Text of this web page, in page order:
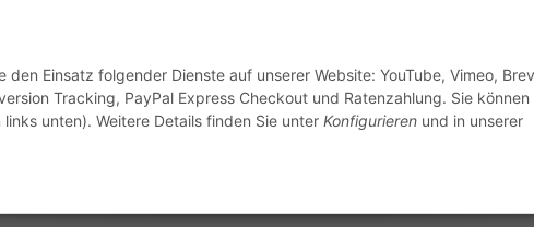
den Einsatz folgender Dienste auf unserer Website: YouTube, Vimeo,
Tracking, PayPal Express Checkout und Ratenzahlung. Sie können
unten). Weitere Details finden Sie unter Konfigurieren und in unserer
Versandinformationen